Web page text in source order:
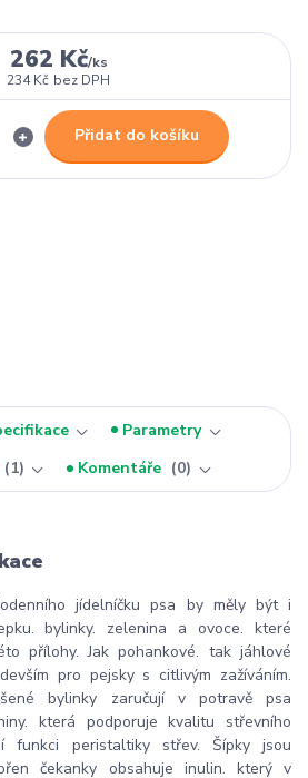
262 Kč/ks
234 Kč bez DPH
Přidat do košíku
Parametry
1 Komentáře 0
jídelníčku psa by měly být i
bylinky. zelenina a ovoce. které
přílohy. Jak pohankové. tak jáhlové
pro pejsky s citlivým zažíváním.
bylinky zaručují v potravě psa
která podporuje kvalitu střevního
funkci peristaltiky střev. Šípky jsou
čekanky obsahuje inulin. který v